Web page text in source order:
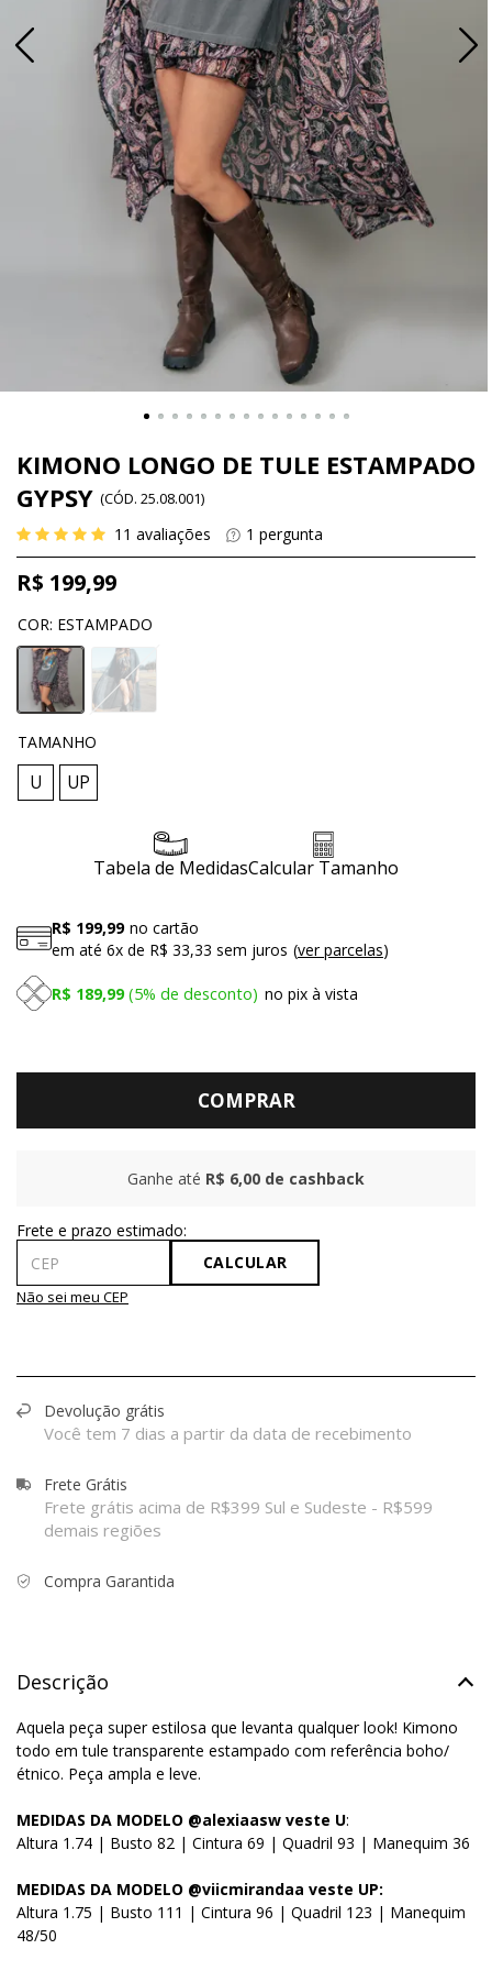
KIMONO LONGO DE TULE ESTAMPADO
GYPSY (CÓD. 25.08.001)
11 avaliações 1 pergunta
R$ 199,99
COR: ESTAMPADO
TAMANHO
U UP
Tabela de MedidasCalcular Tamanho
R$ 199,99 no cartão
em até 6x de R$ 33,33 sem juros ver parcelas
R$ 189,99 no pix à vista
5% de desconto
COMPRAR
Ganhe até R$ 6,00 de cashback
Não sei meu CEP
CALCULAR
Devolução grátis
Você tem 7 dias a partir da data de recebimento
Frete Grátis
Frete grátis acima de R$399 Sul e Sudeste - R$599
demais regiões
Compra Garantida
Descrição
Aquela peça super estilosa que levanta qualquer look! Kimono
todo em tule transparente estampado com referência boho/
étnico. Peça ampla e leve.​
MEDIDAS DA MODELO @alexiaasw veste U:
Altura 1.74 | Busto 82 | Cintura 69 | Quadril 93 | Manequim 36
MEDIDAS DA MODELO @viicmirandaa veste UP:
Altura 1.75 | Busto 111 | Cintura 96 | Quadril 123 | Manequim
48/50